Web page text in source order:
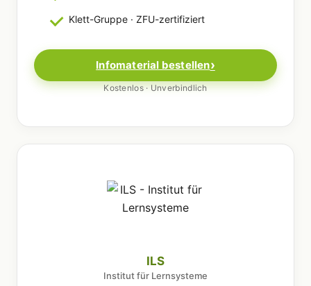
Klett-Gruppe · ZFU-zertifiziert
Infomaterial bestellen
Kostenlos · Unverbindlich
ILS
Institut für Lernsysteme